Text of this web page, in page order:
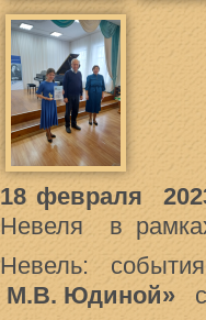
18 февраля
Невеля в
Невель:
М.В. Юдиной»